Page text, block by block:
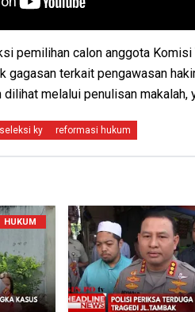
pemilihan calon anggota
gagasan terkait pengawasan
dilihat melalui penulisan
seleksi ky reformasi hukum
HUKUM